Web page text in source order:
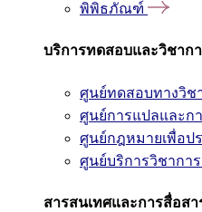
พิพิธภัณฑ์
บริการทดสอบและวิชาก
ศูนย์ทดสอบทางวิช
ศูนย์การแปลและก
ศูนย์กฎหมายเพื่อป
ศูนย์บริการวิชากา
สารสนเทศและการสื่อสา